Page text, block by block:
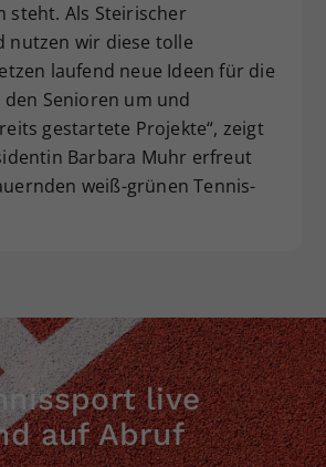
steht. Als Steirischer
nutzen wir diese tolle
laufend neue Ideen für die
den Senioren um und
gestartete Projekte“, zeigt
Barbara Muhr erfreut
weiß-grünen Tennis-
live
auf Abruf